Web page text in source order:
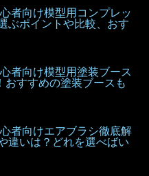
者向け模型用コンプレッ
ぶポイントや比較、おす
者向け模型用塗装ブース
すすめの塗装ブースも
者向けエアブラシ徹底解
違いは？どれを選べばい